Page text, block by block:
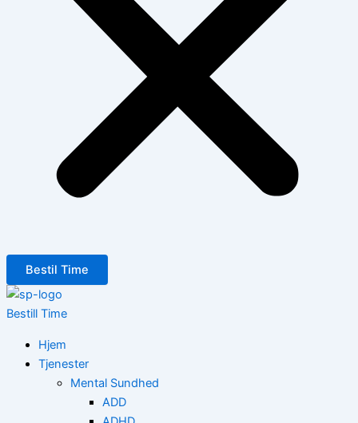
Bestil Time
Bestill Time
Hjem
Tjenester
Mental Sundhed
ADD